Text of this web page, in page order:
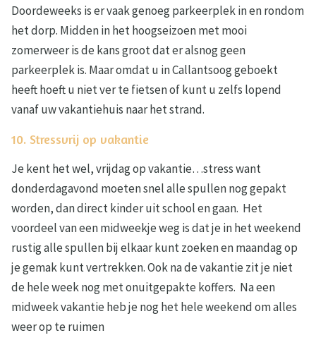
Doordeweeks is er vaak genoeg parkeerplek in en rondom
het dorp. Midden in het hoogseizoen met mooi
zomerweer is de kans groot dat er alsnog geen
parkeerplek is. Maar omdat u in Callantsoog geboekt
heeft hoeft u niet ver te fietsen of kunt u zelfs lopend
vanaf uw vakantiehuis naar het strand.
10. Stressvrij op vakantie
Je kent het wel, vrijdag op vakantie…stress want
donderdagavond moeten snel alle spullen nog gepakt
worden, dan direct kinder uit school en gaan. Het
voordeel van een midweekje weg is dat je in het weekend
rustig alle spullen bij elkaar kunt zoeken en maandag op
je gemak kunt vertrekken. Ook na de vakantie zit je niet
de hele week nog met onuitgepakte koffers. Na een
midweek vakantie heb je nog het hele weekend om alles
weer op te ruimen